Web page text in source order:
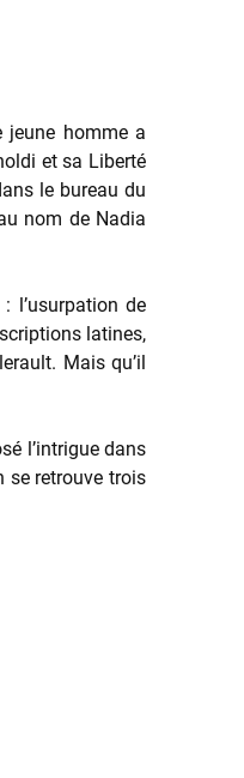
jeune homme a
et sa Liberté
le bureau du
nom de Nadia
l’usurpation de
latines,
Mais qu’il
l’intrigue dans
se retrouve trois